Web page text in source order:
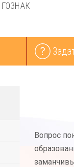
ГОЗНАК
Вопрос